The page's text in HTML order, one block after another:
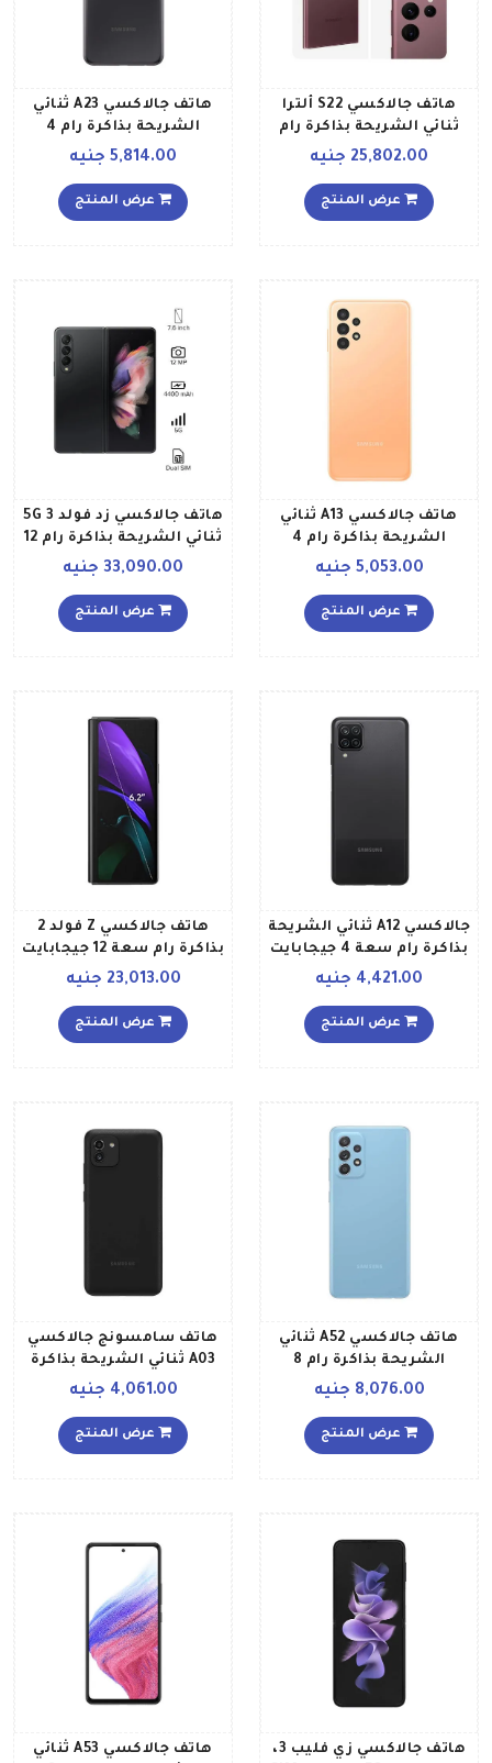
هاتف جالاكسي S22 ألترا
ثنائي الشريحة بذاكرة رام
سعة 12 جيجابايت وذاكرة
يدعم تقنية 5G بلون بورغندي
25,802.00 جنيه
عرض المنتج
هاتف جالاكسي A23 ثنائي
الشريحة بذاكرة رام 4
جيجابايت وذاكرة داخلية
تقنية 4G إصدار الشرق
الأوسط، لون أسود
5,814.00 جنيه
عرض المنتج
هاتف جالاكسي A13 ثنائي
الشريحة بذاكرة رام 4
إصدار الشرق الأوسط لون
5,053.00 جنيه
عرض المنتج
هاتف جالاكسي زد فولد 3 5G
ثنائي الشريحة بذاكرة رام 12
إصدار الشرق الأوسط
33,090.00 جنيه
عرض المنتج
جالاكسي A12 ثنائي الشريحة
بذاكرة رام سعة 4 جيجابايت
4,421.00 جنيه
عرض المنتج
هاتف جالاكسي Z فولد 2
بذاكرة رام سعة 12 جيجابايت
نسخة عالمية، أسود
23,013.00 جنيه
عرض المنتج
هاتف جالاكسي A52 ثنائي
الشريحة بذاكرة رام 8
LTE بلون أزرق أوسوم
8,076.00 جنيه
عرض المنتج
هاتف سامسونج جالاكسي
A03 ثنائي الشريحة بذاكرة
رام سعة 4 جيجابايت وذاكرة
يدعم تقنية 4G LTE باللون
الأسود إصدار الشرق
4,061.00 جنيه
عرض المنتج
هاتف جالاكسي زي فليب 3،
هاتف جالاكسي A53 ثنائي